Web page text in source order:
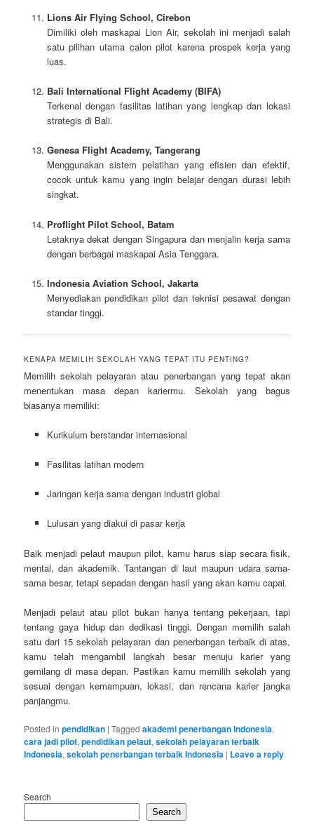
Lions Air Flying School, Cirebon
Dimiliki oleh maskapai Lion Air, sekolah ini menjadi salah
satu pilihan utama calon pilot karena prospek kerja yang
luas.
Bali International Flight Academy (BIFA)
Terkenal dengan fasilitas latihan yang lengkap dan lokasi
strategis di Bali.
Genesa Flight Academy, Tangerang
Menggunakan sistem pelatihan yang efisien dan efektif,
cocok untuk kamu yang ingin belajar dengan durasi lebih
singkat.
Proflight Pilot School, Batam
Letaknya dekat dengan Singapura dan menjalin kerja sama
dengan berbagai maskapai Asia Tenggara.
Indonesia Aviation School, Jakarta
Menyediakan pendidikan pilot dan teknisi pesawat dengan
standar tinggi.
KENAPA MEMILIH SEKOLAH YANG TEPAT ITU PENTING?
Memilih sekolah pelayaran atau penerbangan yang tepat akan
menentukan masa depan kariermu. Sekolah yang bagus
biasanya memiliki:
Kurikulum berstandar internasional
Fasilitas latihan modern
Jaringan kerja sama dengan industri global
Lulusan yang diakui di pasar kerja
Baik menjadi pelaut maupun pilot, kamu harus siap secara fisik,
mental, dan akademik. Tantangan di laut maupun udara sama-
sama besar, tetapi sepadan dengan hasil yang akan kamu capai.
Menjadi pelaut atau pilot bukan hanya tentang pekerjaan, tapi
tentang gaya hidup dan dedikasi tinggi. Dengan memilih salah
satu dari 15 sekolah pelayaran dan penerbangan terbaik di atas,
kamu telah mengambil langkah besar menuju karier yang
gemilang di masa depan. Pastikan kamu memilih sekolah yang
sesuai dengan kemampuan, lokasi, dan rencana karier jangka
panjangmu.
Posted in pendidikan |Tagged akademi penerbangan Indonesia,
cara jadi pilot,pendidikan pelaut,sekolah pelayaran terbaik
Indonesia,sekolah penerbangan terbaik Indonesia | Leave a reply
Search
Search